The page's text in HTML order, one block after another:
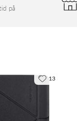
på
13